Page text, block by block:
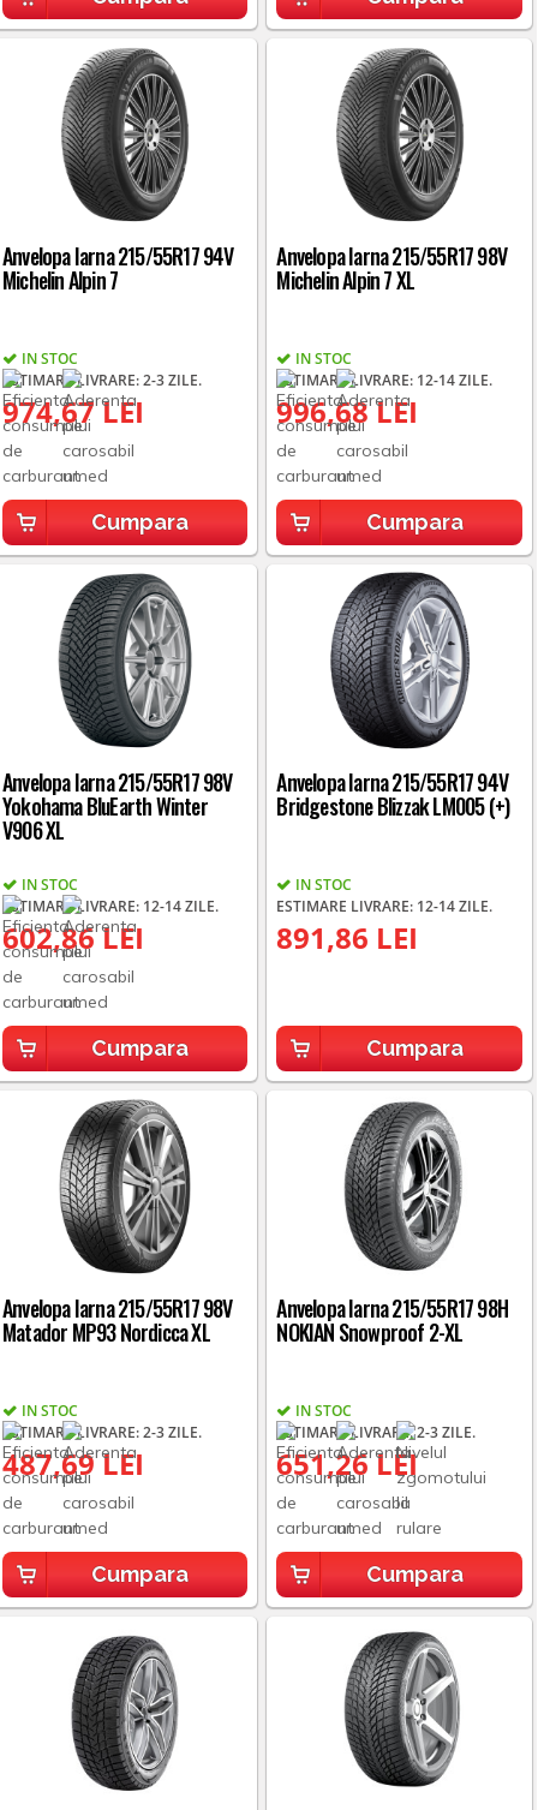
Anvelopa Iarna 215/55R17 94V
Michelin Alpin 7
IN STOC
ESTIMARE LIVRARE: 2-3 ZILE.
974,67 LEI
Cumpara
Anvelopa Iarna 215/55R17 98V
Michelin Alpin 7 XL
IN STOC
ESTIMARE LIVRARE: 12-14 ZILE.
996,68 LEI
Cumpara
Anvelopa Iarna 215/55R17 98V
Yokohama BluEarth Winter
V906 XL
IN STOC
ESTIMARE LIVRARE: 12-14 ZILE.
602,86 LEI
Cumpara
Anvelopa Iarna 215/55R17 94V
Bridgestone Blizzak LM005 (+)
IN STOC
ESTIMARE LIVRARE: 12-14 ZILE.
891,86 LEI
Cumpara
Anvelopa Iarna 215/55R17 98V
Matador MP93 Nordicca XL
IN STOC
ESTIMARE LIVRARE: 2-3 ZILE.
487,69 LEI
Cumpara
Anvelopa Iarna 215/55R17 98H
NOKIAN Snowproof 2-XL
IN STOC
ESTIMARE LIVRARE: 2-3 ZILE.
651,26 LEI
Cumpara